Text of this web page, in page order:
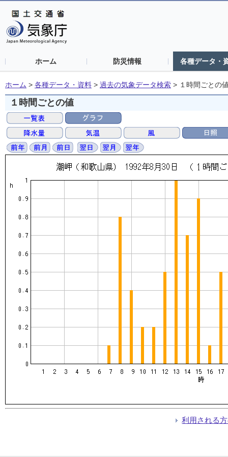
ホーム 防災情報 各種データ・
ホーム > 各種データ・資料 > 過去の気象データ検索 > １時間ごとの
１時間ごとの値
利用される